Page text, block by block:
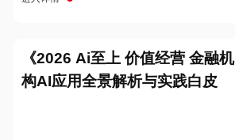
《2026 Ai至上 价值经营 金融机
构AI应用全景解析与实践白皮